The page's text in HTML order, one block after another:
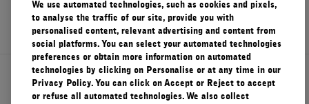
À propos de Le Labo
S'ENREGISTRER
We use automated technologies, such as cookies and pixels,
to analyse the traffic of our site, provide you with
personalised content, relevant advertising and content from
social platforms. You can select your automated technologies
preferences or obtain more information on automated
technologies by clicking on Personalise or at any time in our
Privacy Policy. You can click on Accept or Reject to accept
or refuse all automated technologies. We also collect